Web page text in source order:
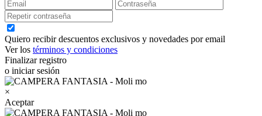
Quiero recibir descuentos exclusivos y novedades por email
Ver los términos y condiciones
Finalizar registro
o iniciar sesión
×
Aceptar